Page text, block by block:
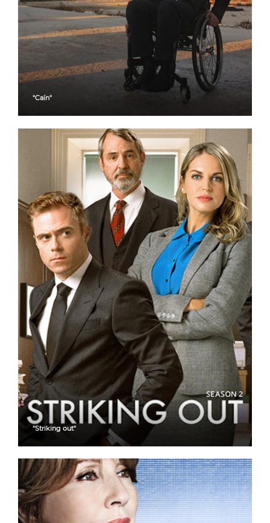
"Caín"
"Striking out"